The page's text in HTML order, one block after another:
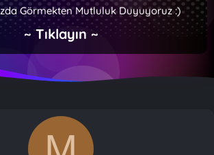
Görmekten Mutluluk Duyuyoruz :)
~ Tıklayın ~